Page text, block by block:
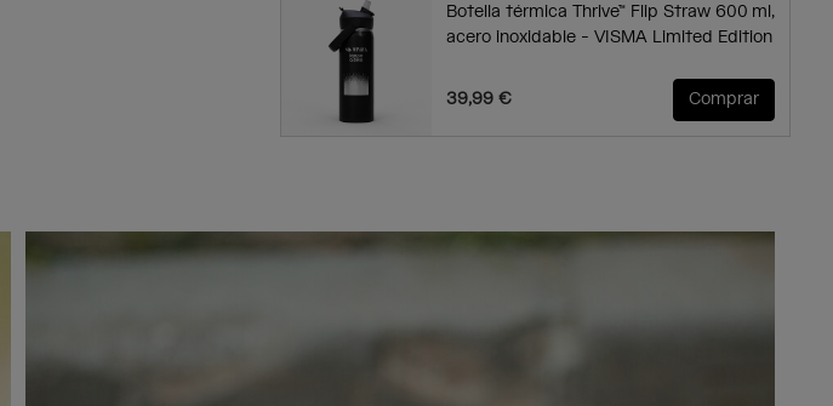
Botella térmica Thrive™ Flip Straw 600 ml,
acero inoxidable - VISMA Limited Edition
39,99 € Comprar